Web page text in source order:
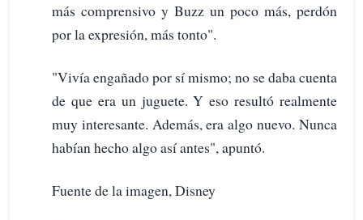
más comprensivo y Buzz un poco más, perdón
por la expresión, más tonto".
"Vivía engañado por sí mismo; no se daba cuenta
de que era un juguete. Y eso resultó realmente
muy interesante. Además, era algo nuevo. Nunca
habían hecho algo así antes", apuntó.
Fuente de la imagen, Disney